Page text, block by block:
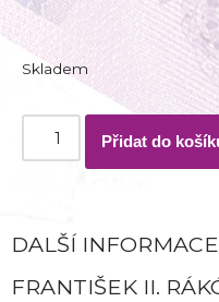
Skladem
Přidat do
DALŠÍ
FRANTIŠEK II.